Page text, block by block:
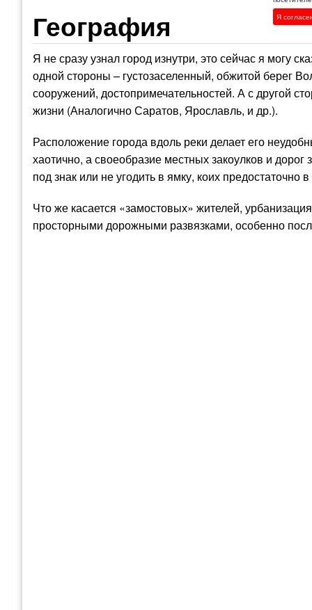
География
Я не сразу узнал город изнутри, это сейчас я могу
одной стороны – густозаселенный, обжитой берег
сооружений, достопримечательностей. А с другой
жизни (Аналогично Саратов, Ярославль, и др.).
Расположение города вдоль реки делает его
хаотично, а своеобразие местных закоулков и
под знак или не угодить в ямку, коих предостаточно
Что же касается «замостовых» жителей,
просторными дорожными развязками, особенно
Я